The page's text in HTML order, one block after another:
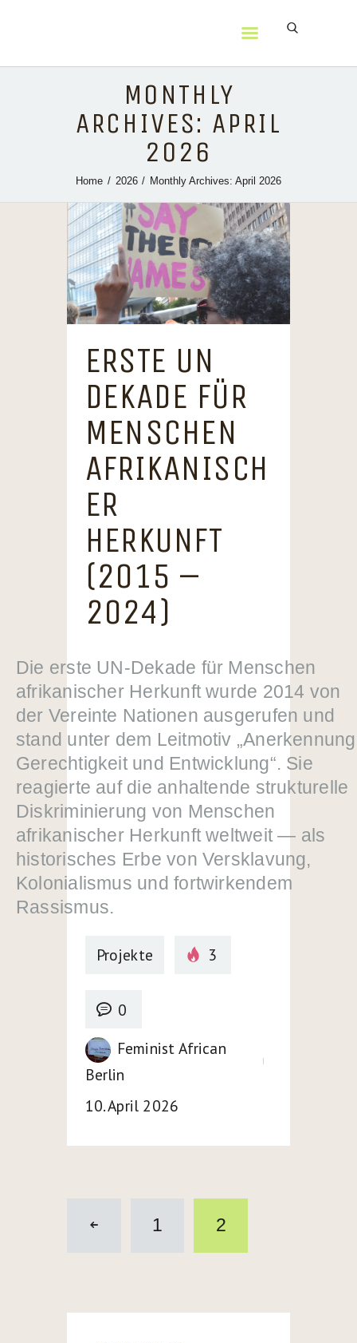
MONTHLY
ARCHIVES: APRIL
2026
Home 2026 Monthly Archives: April 2026
ADEFRA E.V.
AKTUELLES
MONATSTISCH
PROJEKTE
CUZ
INBEST
ADEFRA & FRIENDS
BÜCHERLISTE &
RESSOURCEN
KONTAKT
ERSTE UN
DEKADE FÜR
MENSCHEN
AFRIKANISCH
ER
HERKUNFT
(2015 –
2024)
Die erste UN-Dekade für Menschen
afrikanischer Herkunft wurde 2014 von
der Vereinte Nationen ausgerufen und
stand unter dem Leitmotiv
Gerechtigkeit und Entwicklung“. Sie
reagierte auf die anhaltende strukturelle
Diskriminierung von Menschen
afrikanischer Herkunft weltweit — als
historisches Erbe von Versklavung,
Kolonialismus und fortwirkendem
Rassismus.
Projekte 3
0
Feminist African
Berlin
10. April 2026
PAGINATIONPAGE
1 PAGE
2